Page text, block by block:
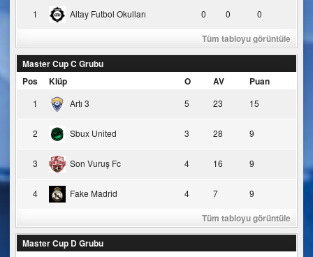
1 Altay Futbol Okulları 0 0 0
Tüm tabloyu görüntüle
Master Cup C Grubu
Pos
Klüp O AV Puan
1 Artı 3 5 23 15
2 Sbux United 3 28 9
3 Son Vuruş Fc 4 16 9
4 Fake Madrid 4 7 9
Tüm tabloyu görüntüle
Master Cup D Grubu